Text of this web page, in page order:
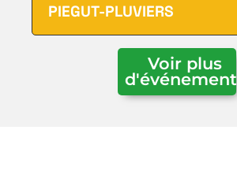
PIEGUT-PLUVIERS
Voir plus
d'événements